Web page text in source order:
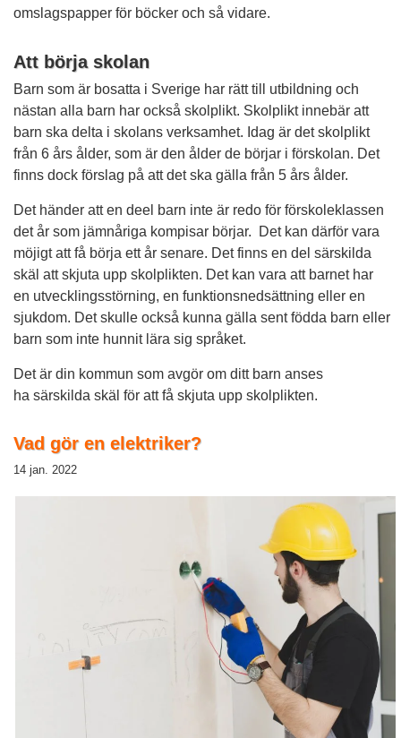
omslagspapper för böcker och så vidare.
Att börja skolan
Barn som är bosatta i Sverige har rätt till utbildning och
nästan alla barn har också skolplikt. Skolplikt innebär att
barn ska delta i skolans verksamhet. Idag är det skolplikt
från 6 års ålder, som är den ålder de börjar i förskolan. Det
finns dock förslag på att det ska gälla från 5 års ålder.
Det händer att en deel barn inte är redo för förskoleklassen
det år som jämnåriga kompisar börjar. Det kan därför vara
möjigt att få börja ett år senare. Det finns en del särskilda
skäl att skjuta upp skolplikten. Det kan vara att barnet har
en utvecklingsstörning, en funktionsnedsättning eller en
sjukdom. Det skulle också kunna gälla sent födda barn eller
barn som inte hunnit lära sig språket.
Det är din kommun som avgör om ditt barn anses
ha särskilda skäl för att få skjuta upp skolplikten.
Vad gör en elektriker?
14 jan. 2022